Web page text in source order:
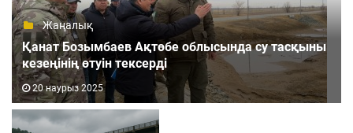
Жаңалық
Қанат Бозымбаев Ақтөбе облысында су тасқыны
кезеңінің өтуін тексерді
20 наурыз 2025